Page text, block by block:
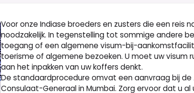
Voor onze Indiase broeders en zusters die een reis
noodzakelijk. In tegenstelling tot sommige andere
toegang of een algemene visum-bij-
toerisme of algemene bezoeken. U moet uw visum
aan het inpakken van uw koffers denkt.
De standaardprocedure omvat een aanvraag bij
Consulaat-Generaal in Mumbai. Zorg ervoor dat u